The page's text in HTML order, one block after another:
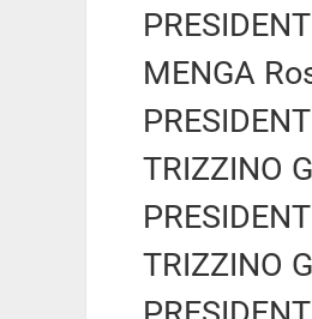
MENGA
TRIZZINO
TRIZZINO